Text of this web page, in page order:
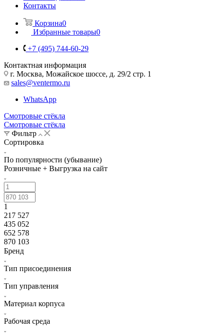
Контакты
Корзина0
Избранные товары0
+7 (495) 744-60-29
Контактная информация
г. Москва, Можайское шоссе, д. 29/2 стр. 1
sales@ventermo.ru
WhatsApp
Смотровые стёкла
Смотровые стёкла
Фильтр
Сортировка
По популярности (убывание)
Розничные + Выгрузка на сайт
1
217 527
435 052
652 578
870 103
Бренд
Тип присоединения
Тип управления
Материал корпуса
Рабочая среда